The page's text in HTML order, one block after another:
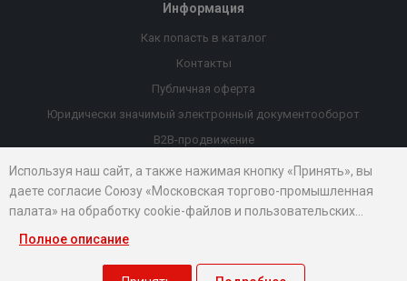
Информация
Как попасть в каталог
Контакты
Публичная оферта
Юридически значимый электронный документооборот
B2B-продвижение
Порекомендовать компанию
Онлайн выставки
Рейтинг компаний
© 2026 Все права защищены. Правовые документы
Используя наш сайт, а также нажимая кнопку «Принять», вы
даете согласие Союзу «Московская торгово-промышленная
палата» на обработку cookie-файлов и пользовательских
данных...
Полное описание